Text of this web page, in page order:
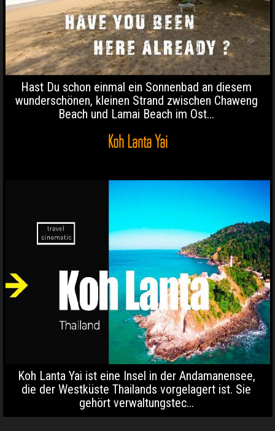
Hast Du schon einmal ein Sonnenbad an diesem
wunderschönen, kleinen Strand zwischen Chaweng
Beach und Lamai Beach im Ost...
Koh Lanta Yai
Koh Lanta Yai ist eine Insel in der Andamanensee,
die der Westküste Thailands vorgelagert ist. Sie
gehört verwaltungstec...